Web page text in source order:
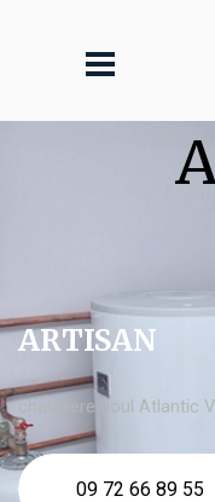
ARTISAN
chaudière fioul Atlantic
09 72 66 89 55